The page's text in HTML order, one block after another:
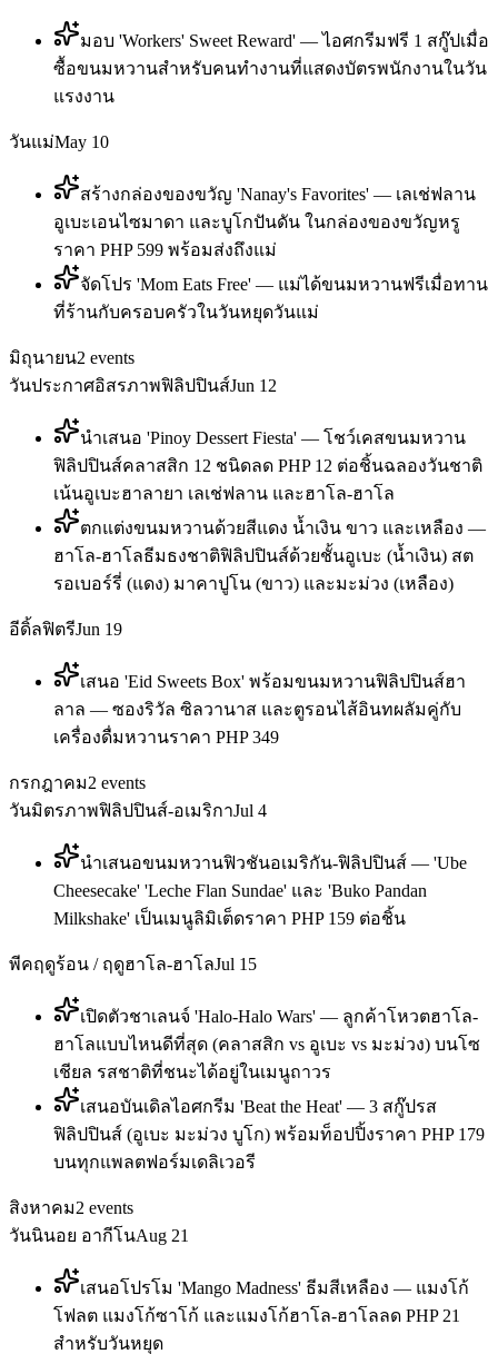
มอบ 'Workers' Sweet Reward' — ไอศกรีมฟรี 1 สกู๊ปเมื่อ
ซื้อขนมหวานสำหรับคนทำงานที่แสดงบัตรพนักงานในวัน
แรงงาน
วันแม่May 10
สร้างกล่องของขวัญ 'Nanay's Favorites' — เลเช่ฟลาน
อูเบะเอนไซมาดา และบูโกปันดัน ในกล่องของขวัญหรู
ราคา PHP 599 พร้อมส่งถึงแม่
จัดโปร 'Mom Eats Free' — แม่ได้ขนมหวานฟรีเมื่อทาน
ที่ร้านกับครอบครัวในวันหยุดวันแม่
มิถุนายน2 events
วันประกาศอิสรภาพฟิลิปปินส์Jun 12
นำเสนอ 'Pinoy Dessert Fiesta' — โชว์เคสขนมหวาน
ฟิลิปปินส์คลาสสิก 12 ชนิดลด PHP 12 ต่อชิ้นฉลองวันชาติ
เน้นอูเบะฮาลายา เลเช่ฟลาน และฮาโล-ฮาโล
ตกแต่งขนมหวานด้วยสีแดง น้ำเงิน ขาว และเหลือง —
ฮาโล-ฮาโลธีมธงชาติฟิลิปปินส์ด้วยชั้นอูเบะ (น้ำเงิน) สต
รอเบอร์รี่ (แดง) มาคาปูโน (ขาว) และมะม่วง (เหลือง)
อีดิ้ลฟิตรีJun 19
เสนอ 'Eid Sweets Box' พร้อมขนมหวานฟิลิปปินส์ฮา
ลาล — ซองริวัล ซิลวานาส และตูรอนไส้อินทผลัมคู่กับ
เครื่องดื่มหวานราคา PHP 349
กรกฎาคม2 events
วันมิตรภาพฟิลิปปินส์-อเมริกาJul 4
นำเสนอขนมหวานฟิวชันอเมริกัน-ฟิลิปปินส์ — 'Ube
Cheesecake' 'Leche Flan Sundae' และ 'Buko Pandan
Milkshake' เป็นเมนูลิมิเต็ดราคา PHP 159 ต่อชิ้น
พีคฤดูร้อน / ฤดูฮาโล-ฮาโลJul 15
เปิดตัวชาเลนจ์ 'Halo-Halo Wars' — ลูกค้าโหวตฮาโล-
ฮาโลแบบไหนดีที่สุด (คลาสสิก vs อูเบะ vs มะม่วง) บนโซ
เชียล รสชาติที่ชนะได้อยู่ในเมนูถาวร
เสนอบันเดิลไอศกรีม 'Beat the Heat' — 3 สกู๊ปรส
ฟิลิปปินส์ (อูเบะ มะม่วง บูโก) พร้อมท็อปปิ้งราคา PHP 179
บนทุกแพลตฟอร์มเดลิเวอรี
สิงหาคม2 events
วันนินอย อากีโนAug 21
เสนอโปรโม 'Mango Madness' ธีมสีเหลือง — แมงโก้
โฟลต แมงโก้ซาโก้ และแมงโก้ฮาโล-ฮาโลลด PHP 21
สำหรับวันหยุด